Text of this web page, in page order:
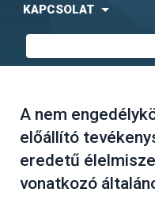
KAPCSOLAT
A nem
előállító
eredetű
vonatkozó